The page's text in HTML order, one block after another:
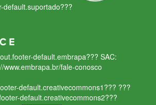
default.suportado???
default.embrapa??? SAC:
www.embrapa.br/fale-conosco
default.creativecommons1??? ???
default.creativecommons2???